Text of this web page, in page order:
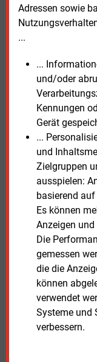
Adressen sowie
...
...
und/oder
Kennungen
Gerät
...
und
Zielgruppen
ausspielen:
basierend
Es können
Anzeigen
Die
gemessen
die die
können
verwendet
Systeme und
verbessern.
könnten mehr
bringen, solche
aktuellen
Aufspaltung
geprüft
Florian Rewald
Hertz
europäischen
2023 wird in
Aufteilung in
in der
Deutschland
Split-Szenarien
Dabei geht es
Splittings, wie
Kosten für die
werden bis